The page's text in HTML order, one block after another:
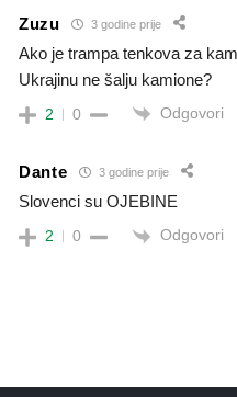
Zuzu 3 godine prije
Ako je trampa tenkova za
Ukrajinu ne šalju kamione?
2 0 Odgovori
Dante 3 godine prije
Slovenci su OJEBINE
2 0 Odgovori